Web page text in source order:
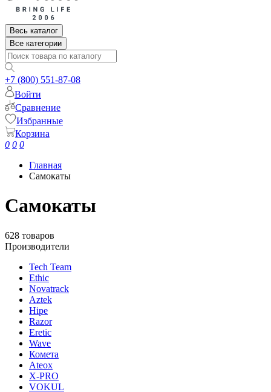
Весь каталог
Все категории
+7 (800) 551-87-08
Войти
Сравнение
Избранные
Корзина
0 0 0
Главная
Самокаты
Самокаты
628 товаров
Производители
Tech Team
Ethic
Novatrack
Aztek
Hipe
Razor
Eretic
Wave
Комета
Ateox
X-PRO
VOKUL